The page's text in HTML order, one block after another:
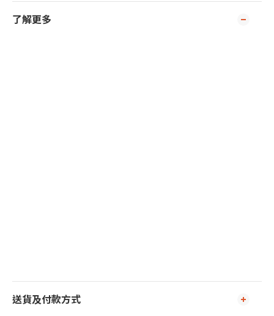
了解更多
送貨及付款方式